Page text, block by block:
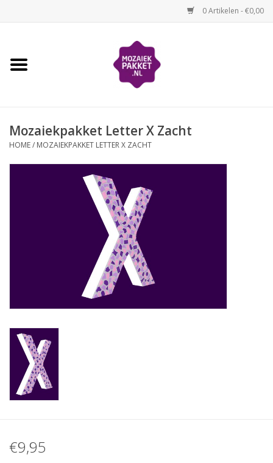
0 Artikelen - €0,00
Home
Volwassenen
Losse mozaïekmaterialen
Klantbeoordelingen
Wie zijn wij?
Moeder-dochter-activiteit
Met het hele gezin mozaieken
Mozaiekpakket Letter X Zacht
HOME/ MOZAIEKPAKKET LETTER X ZACHT
€9,95